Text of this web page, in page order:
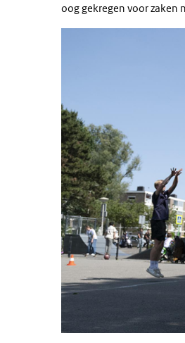
oog gekregen voor zaken